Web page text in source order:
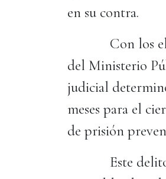
en su contra.
Con los
del Ministerio
judicial
meses para el
de prisión
Este delito